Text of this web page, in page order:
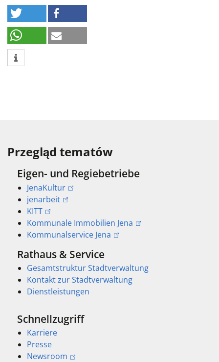
Przegląd tematów
Eigen- und Regiebetriebe
JenaKultur
jenarbeit
KITT
Kommunale Immobilien Jena
Kommunalservice Jena
Rathaus & Service
Gesamtstruktur Stadtverwaltung
Kontakt zur Stadtverwaltung
Dienstleistungen
Schnellzugriff
Karriere
Presse
Newsroom